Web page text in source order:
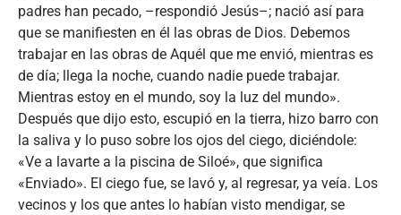
padres han pecado, –respondió Jesús–; nació así para
que se manifiesten en él las obras de Dios. Debemos
trabajar en las obras de Aquél que me envió, mientras es
de día; llega la noche, cuando nadie puede trabajar.
Mientras estoy en el mundo, soy la luz del mundo».
Después que dijo esto, escupió en la tierra, hizo barro con
la saliva y lo puso sobre los ojos del ciego, diciéndole:
«Ve a lavarte a la piscina de Siloé», que significa
«Enviado». El ciego fue, se lavó y, al regresar, ya veía. Los
vecinos y los que antes lo habían visto mendigar, se